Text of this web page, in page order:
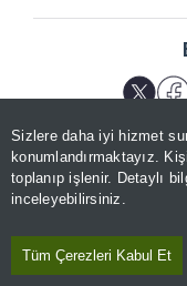
Sizlere daha iyi hizmet
konumlandırmaktayız.
toplanıp işlenir. Detaylı
inceleyebilirsiniz.
Tüm Çerezleri Kabul Et